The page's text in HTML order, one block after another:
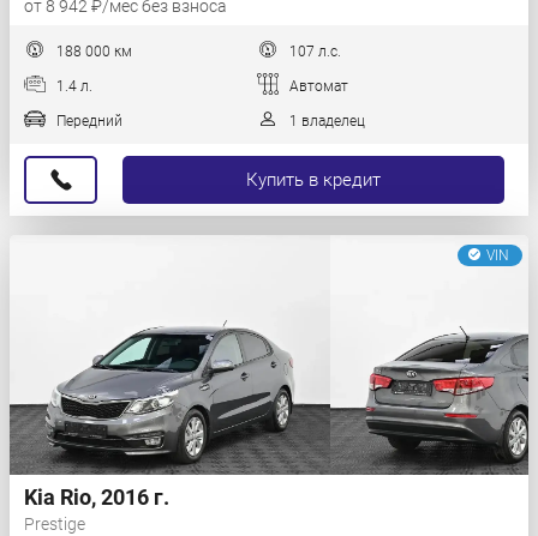
от 8 942 ₽/мес без взноса
188 000 км 107 л.с.
1.4 л. Автомат
Передний 1 владелец
Купить в кредит
VIN
Kia Rio, 2016 г.
Prestige